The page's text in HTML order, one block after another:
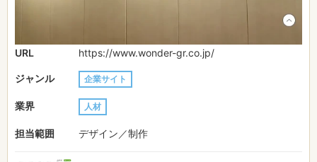
URL https://www.wonder-gr.co.jp/
ジャンル 企業サイト
業界 人材
担当範囲 デザイン／制作